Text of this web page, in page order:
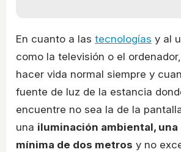
En cuanto a las tecnologías y al
como la televisión o el
hacer vida normal siempre y
fuente de luz de la estancia
encuentre no sea la de la
una iluminación ambiental,
mínima de dos metros y no